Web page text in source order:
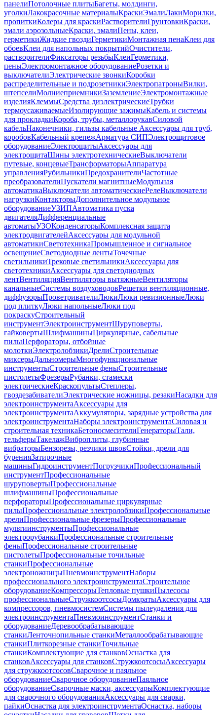
панелиПотолочные плитыБагеты, молдинги,
уголкиЛакокрасочные материалыКраскиЭмалиЛакиМорилки,
пропиткиКолеры для краскиРастворителиГрунтовкиКраски,
эмали аэрозольныеКраски, эмалиПены, клеи,
герметикиЖидкие гвоздиГерметикиМонтажная пенаКлеи для
обоевКлеи для напольных покрытийОчистители,
растворителиФиксаторы резьбыКлеиГерметики,
пеныЭлектромонтажное оборудованиеРозетки и
выключателиЭлектрические звонкиКоробки
распределительные и подрозетникиЭлектропатроныВилки,
штепселиМолниеприемникиЗаземлениеЭлектромонтажные
изделияКлеммыСредства диэлектрическиеТрубки
термоусаживаемыеИзолирующие зажимыКабель и системы
для прокладкиКороба, трубы, металлорукавСиловой
кабельНаконечники, гильзы кабельные Аксессуары для труб,
коробовКабельный крепежАрматура СИПЭлектрощитовое
оборудованиеЭлектрощитыАксессуары для
электрощитаШины электротехническиеВыключатели
путевые, концевыеТрансформаторыАппаратура
управленияРубильникиПредохранителиЧастотные
преобразователиПускатели магнитныеМодульная
автоматикаВыключатели автоматическиеРелеВыключатели
нагрузкиКонтакторыДополнительное модульное
оборудованиеУЗИПАвтоматика пуска
двигателяДифференциальные
автоматыУЗОКонденсаторыКомплексная защита
электродвигателейАксессуары для модульной
автоматикиСветотехникаПромышленное и сигнальное
освещениеСветодиодные лентыТочечные
светильникиТрековые светильникиАксессуары для
светотехникиАксессуары для светодиодных
лентВентиляцияВентиляторы вытяжныеВентиляторы
канальныеСистемы воздуховодовРешетки вентиляционные,
диффузорыПроветривателиЛюкиЛюки ревизионныеЛюки
под плиткуЛюки напольныеЛюки под
покраскуСтроительный
инструментЭлектроинструментШуруповерты,
гайковертыШлифмашиныЦиркулярные, сабельные
пилыПерфораторы, отбойные
молоткиЭлектролобзикиДрелиСтроительные
миксерыДальномерыМногофункциональные
инструментыСтроительные феныСтроительные
пистолетыФрезерыРубанки, стамески
электрическиеКраскопультыСтеплеры,
гвоздезабивателиЭлектрические ножницы, резакиНасадки для
электроинструментаАксессуары для
электроинструментаАккумуляторы, зарядные устройства для
электроинструментаНаборы электроинструментаСиловая и
строительная техникаБетоносмесителиГенераторыТали,
тельферыТакелажВиброплиты, глубинные
вибраторыБензорезы, резчики швовСтойки, дрели для
буренияЗатирочные
машиныГидроинструментПогрузчикиПрофессиональный
инструментПрофессиональные
шуруповертыПрофессиональные
шлифмашиныПрофессиональные
перфораторыПрофессиональные циркулярные
пилыПрофессиональные электролобзикиПрофессиональные
дрелиПрофессиональные фрезерыПрофессиональные
мультиинструментыПрофессиональные
электрорубанкиПрофессиональные строительные
феныПрофессиональные строительные
пистолетыПрофессиональные точильные
станкиПрофессиональные
электроножницыПневмоинструментНаборы
профессионального электроинструментаСтроительное
оборудованиеКомпрессорыТепловые пушкиПылесосы
профессиональныеСтружкоотсосыДомкратыАксессуары для
компрессоров, пневмосистемСистемы пылеудаления для
электроинструментаПневмоинструментСтанки и
оборудованиеДеревообрабатывающие
станкиЛенточнопильные станкиМеталлообрабатывающие
станкиПлиткорезные станкиТочильные
станкиКомплектующие для станковОснастка для
станковАксессуары для станковСтружкоотсосыАксессуары
для стружкоотсосовСварочное и паяльное
оборудованиеСварочное оборудованиеПаяльное
оборудованиеСварочные маски, аксессуарыКомплектующие
для сварочного оборудованияАксессуары для сварки,
пайкиОснастка для электроинструментаОснастка, наборы